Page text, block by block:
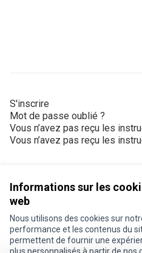
Informations sur les
web
Nous utilisons des cookies sur
performance et les contenus du
permettent de fournir une
S'inscrire
Mot de passe oublié ?
Vous n’avez pas reçu les
Vous n’avez pas reçu les
Conditions d'utilisation
Paramètres des cookies
Je participe ! sur X
Je participe ! sur Facebook
Je participe ! sur